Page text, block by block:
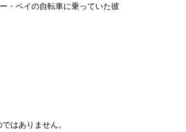
・ペイの自転車に乗っていた彼
はありません。